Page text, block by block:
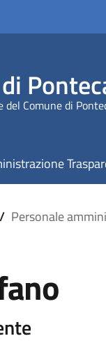
Comune di
/ Personale